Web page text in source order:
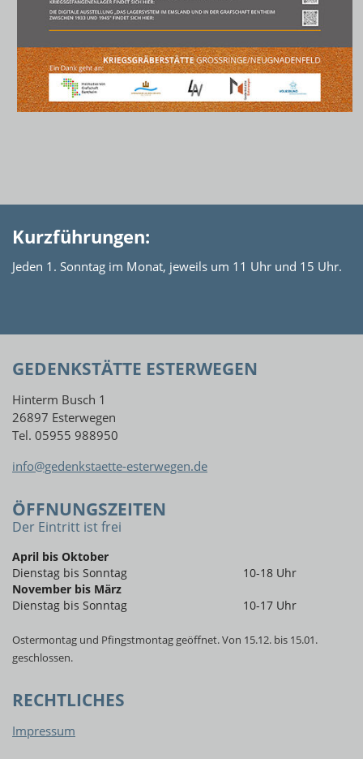
Kurzführungen:
Jeden 1. Sonntag im Monat, jeweils um 11 Uhr und 15 Uhr.
GEDENKSTÄTTE ESTERWEGEN
Hinterm Busch 1
26897 Esterwegen
Tel. 05955 988950
info@gedenkstaette-esterwegen.de
ÖFFNUNGSZEITEN
Der Eintritt ist frei
April bis Oktober
Dienstag bis Sonntag
10-18 Uhr
November bis März
Dienstag bis Sonntag
10-17 Uhr
Ostermontag und Pfingstmontag geöffnet. Von 15.12. bis 15.01.
geschlossen.
RECHTLICHES
Impressum